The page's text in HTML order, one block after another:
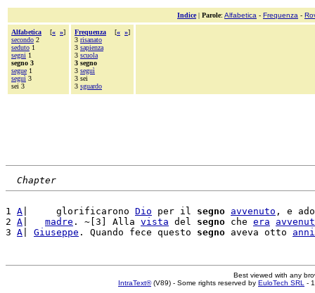
Indice| Parole: Alfabetica - Frequenza -
Alfabetica [« »]
secondo 2
seduto 1
segni 1
segno 3
segue 1
seguì 3
sei 3
Frequenza [« »]
3 risanato
3 sapienza
3 scuola
3 segno
3 seguì
3 sei
3 sguardo
Chapter
1 A |     glorificarono Dio per il segno avvenuto , e
2 A madre . ~[3] Alla vista del segno che era
3 A Giuseppe . Quando fece questo segno aveva otto anni
Best viewed with any
IntraText®(V89) - Some rights reserved by EuloTech SRL -